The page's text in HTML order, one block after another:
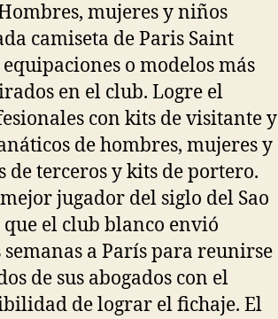
mujeres y niños
camiseta de Paris Saint
o modelos más
en el club. Logre el
con kits de visitante y
de hombres, mujeres y
de terceros y kits de portero.
jugador del siglo del Sao
el club blanco envió
a París para reunirse
de sus abogados con el
de lograr el fichaje. El